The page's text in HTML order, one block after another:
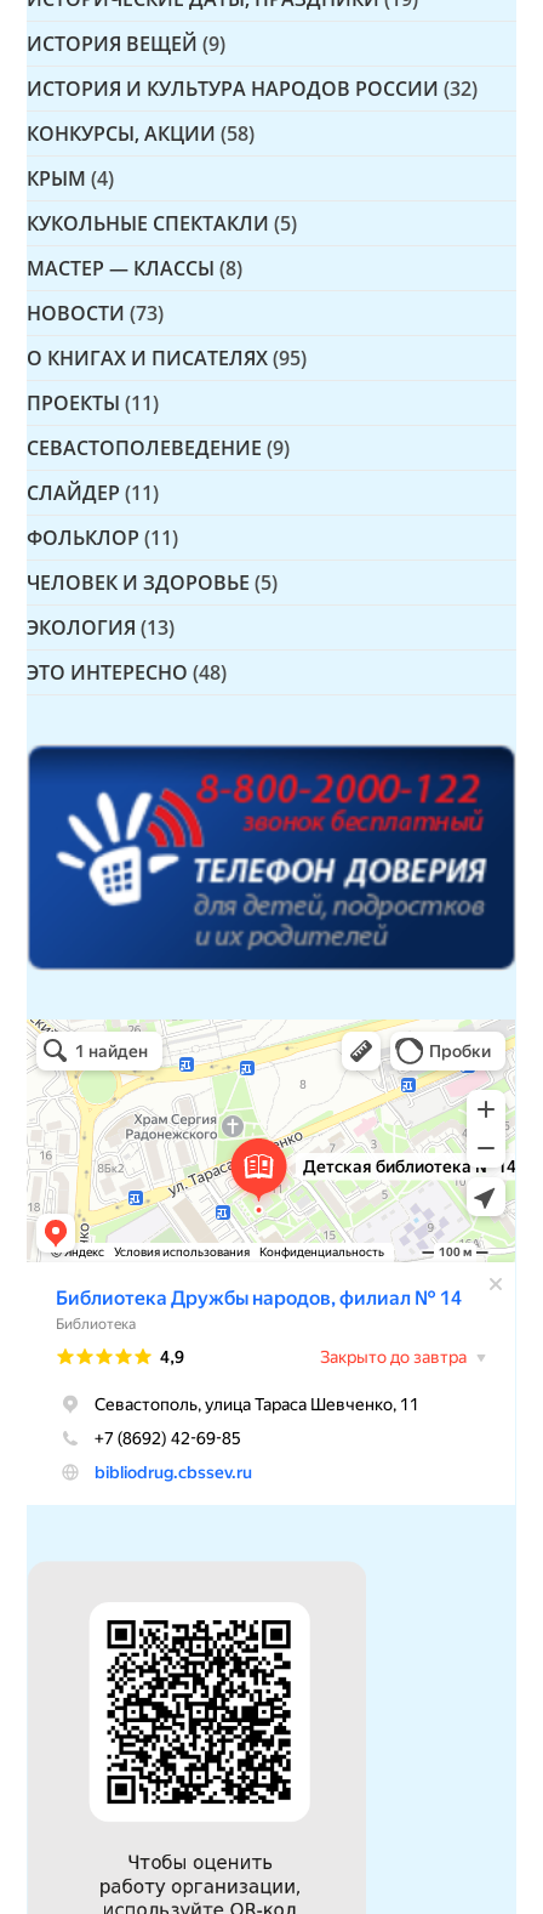
ИСТОРИЯ ВЕЩЕЙ (9)
ИСТОРИЯ И КУЛЬТУРА НАРОДОВ РОССИИ (32)
КОНКУРСЫ, АКЦИИ (58)
КРЫМ (4)
КУКОЛЬНЫЕ СПЕКТАКЛИ (5)
МАСТЕР — КЛАССЫ (8)
НОВОСТИ (73)
О КНИГАХ И ПИСАТЕЛЯХ (95)
ПРОЕКТЫ (11)
СЕВАСТОПОЛЕВЕДЕНИЕ (9)
СЛАЙДЕР (11)
ФОЛЬКЛОР (11)
ЧЕЛОВЕК И ЗДОРОВЬЕ (5)
ЭКОЛОГИЯ (13)
ЭТО ИНТЕРЕСНО (48)
Детская библиотека № 14 Дружбы народов
Библиотека в Севастополе